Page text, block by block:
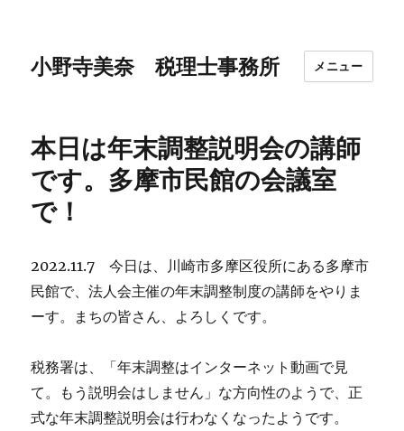
小野寺美奈 税理士事務所 メニュー
本日は年末調整説明会の講師
です。多摩市民館の会議室
で！
2022.11.7 今日は、川崎市多摩区役所にある多摩市
民館で、法人会主催の年末調整制度の講師をやりま
ーす。まちの皆さん、よろしくです。
税務署は、「年末調整はインターネット動画で見
て。もう説明会はしません」な方向性のようで、正
式な年末調整説明会は行わなくなったようです。